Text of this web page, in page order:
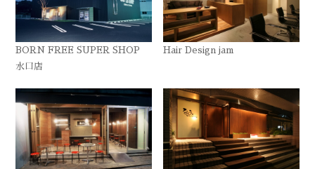
BORN FREE SUPER SHOP
水口店
Hair Design jam